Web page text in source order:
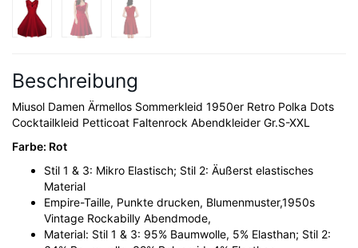
Beschreibung
Miusol Damen Ärmellos Sommerkleid 1950er Retro Polka Dots
Cocktailkleid Petticoat Faltenrock Abendkleider Gr.S-XXL
Farbe: Rot
Stil 1 & 3: Mikro Elastisch; Stil 2: Äußerst elastisches
Material
Empire-Taille, Punkte drucken, Blumenmuster,1950s
Vintage Rockabilly Abendmode,
Material: Stil 1 & 3: 95% Baumwolle, 5% Elasthan; Stil 2: